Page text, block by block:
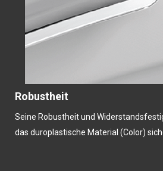
Robustheit
Seine Robustheit und
das duroplastische Material (Color)